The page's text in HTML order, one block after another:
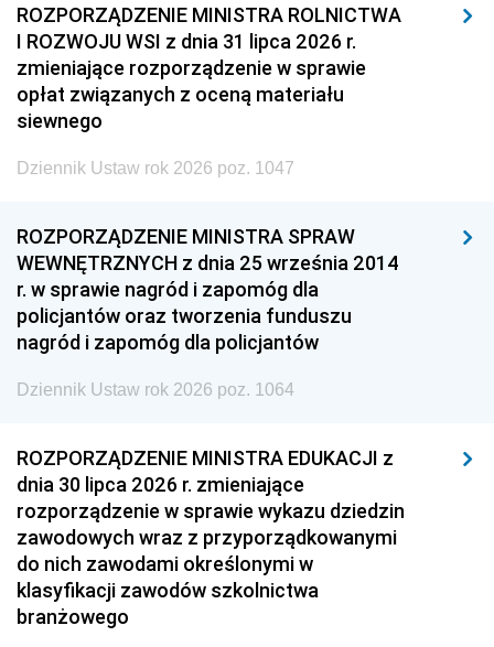
ROZPORZĄDZENIE MINISTRA ROLNICTWA
I ROZWOJU WSI z dnia 31 lipca 2026 r.
zmieniające rozporządzenie w sprawie
opłat związanych z oceną materiału
siewnego
Dziennik Ustaw rok 2026 poz. 1047
ROZPORZĄDZENIE MINISTRA SPRAW
WEWNĘTRZNYCH z dnia 25 września 2014
r. w sprawie nagród i zapomóg dla
policjantów oraz tworzenia funduszu
nagród i zapomóg dla policjantów
Dziennik Ustaw rok 2026 poz. 1064
ROZPORZĄDZENIE MINISTRA EDUKACJI z
dnia 30 lipca 2026 r. zmieniające
rozporządzenie w sprawie wykazu dziedzin
zawodowych wraz z przyporządkowanymi
do nich zawodami określonymi w
klasyfikacji zawodów szkolnictwa
branżowego